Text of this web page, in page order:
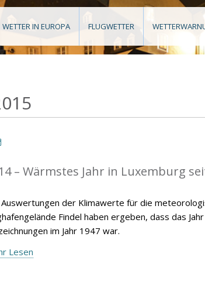
WETTER IN EUROPA FLUGWETTER
– Wärmstes Jahr in Luxemburg
Auswertungen der Klimawerte für die
Findel haben ergeben, dass das
im Jahr 1947 war.
Lesen